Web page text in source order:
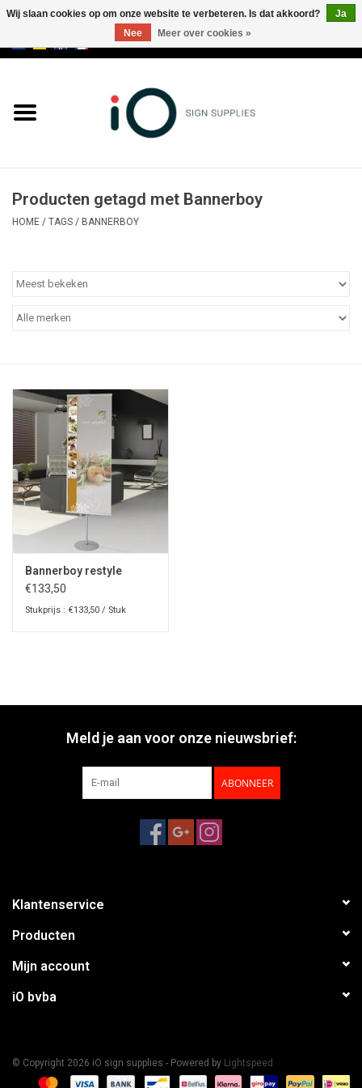
Merken
Producten getagd met Bannerboy
HOME / TAGS / BANNERBOY
Bannerboy restyle
€133,50
Stukprijs : €133,50 / Stuk
Meld je aan voor onze nieuwsbrief:
ABONNEER
Klantenservice
Producten
Mijn account
iO bvba
© Copyright 2026 iO sign supplies - Powered by Lightspeed
Wij slaan cookies op om onze website te verbeteren. Is dat akkoord?
Ja
Nee
Meer over cookies »